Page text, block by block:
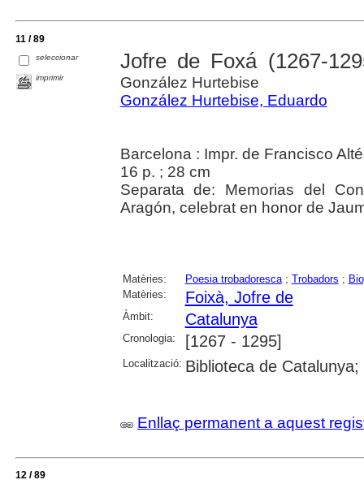
11 / 89
seleccionar
imprimir
Jofre de Foxá (1267-
González Hurtebise
González Hurtebise, Eduardo
Barcelona : Impr. de Francisco
16 p. ; 28 cm
Separata de: Memorias del
Aragón, celebrat en honor de
Matèries: Poesia trobadoresca; Trobadors ;
Matèries:
Foixà, Jofre de
Àmbit: Catalunya
Cronologia: [1267 - 1295]
Localització: Biblioteca de
Enllaç permanent a aquest
12 / 89